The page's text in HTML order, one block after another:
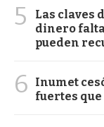
5
Las claves
dinero
pueden
6
Inumet
fuertes